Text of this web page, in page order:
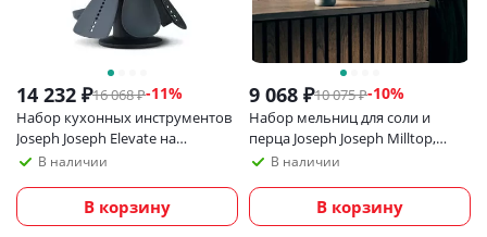
14 232 ₽16 068₽-11%
Набор кухонных инструментов
Joseph Joseph Elevate на
вращающейся
В наличии
В корзину
9 068 ₽10 075₽-10%
Набор мельниц для соли и
перца Joseph Joseph Milltop,
серыйВ наличии
В корзину